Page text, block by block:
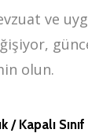
ve
olun.
/ Kapalı Sınıf